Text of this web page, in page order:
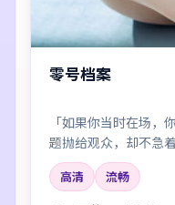
零号档案
「如果你当时在场
题抛给观众，却不急
高清
流畅